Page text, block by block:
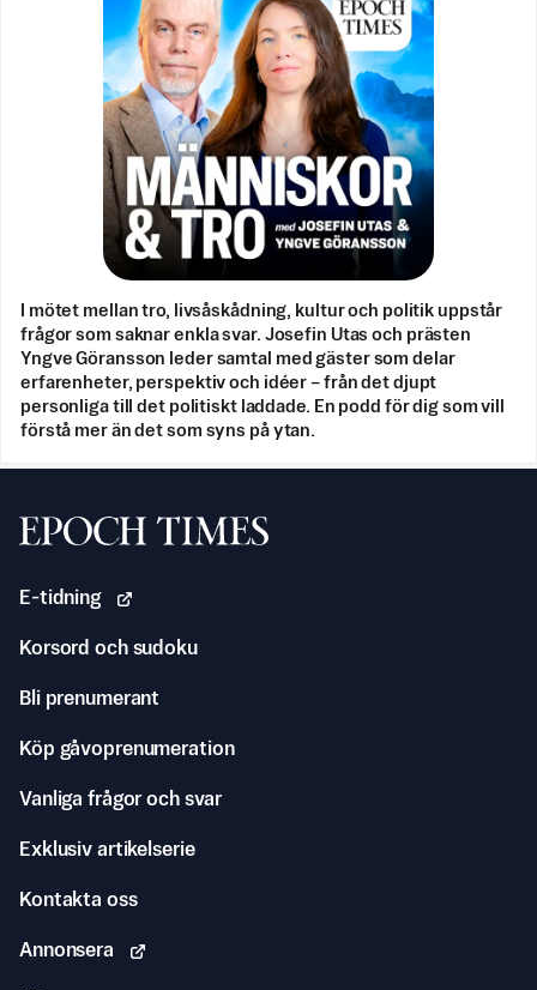
I mötet mellan tro, livsåskådning, kultur och politik uppstår
frågor som saknar enkla svar. Josefin Utas och prästen
Yngve Göransson leder samtal med gäster som delar
erfarenheter, perspektiv och idéer – från det djupt
personliga till det politiskt laddade. En podd för dig som vill
förstå mer än det som syns på ytan.
Svenska Epoch Times
E-tidning
Korsord och sudoku
Bli prenumerant
Köp gåvoprenumeration
Vanliga frågor och svar
Exklusiv artikelserie
Kontakta oss
Annonsera